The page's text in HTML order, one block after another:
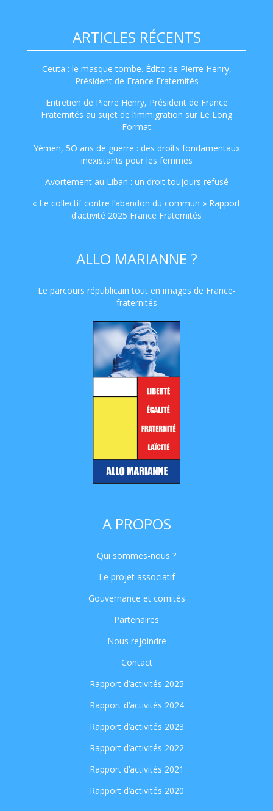
ARTICLES RÉCENTS
Ceuta : le masque tombe. Édito de Pierre Henry,
Président de France Fraternités
Entretien de Pierre Henry, Président de France
Fraternités au sujet de l’immigration sur Le Long
Format
Yémen, 5O ans de guerre : des droits fondamentaux
inexistants pour les femmes
Avortement au Liban : un droit toujours refusé
« Le collectif contre l’abandon du commun » Rapport
d’activité 2025 France Fraternités
ALLO MARIANNE ?
Le parcours républicain tout en images de France-
fraternités
A PROPOS
Qui sommes-nous ?
Le projet associatif
Gouvernance et comités
Partenaires
Nous rejoindre
Contact
Rapport d’activités 2025
Rapport d’activités 2024
Rapport d’activités 2023
Rapport d’activités 2022
Rapport d’activités 2021
Rapport d’activités 2020